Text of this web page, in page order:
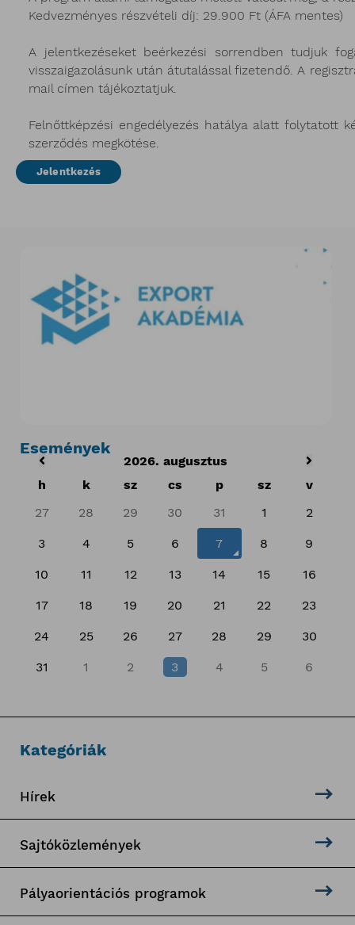
Kedvezményes részvételi díj: 29.900 Ft (ÁFA mentes)
A jelentkezéseket beérkezési sorrendben tudjuk
visszaigazolásunk után átutalással fizetendő. A
mail címen tájékoztatjuk.
Felnőttképzési engedélyezés hatálya alatt folytatott
szerződés megkötése.
Jelentkezés
Események
2026. augusztus
h
k sz cs p sz
v
27
28 29 30 31 1 2
3 4 5 6 7 8 9
10 11 12 13 14 15 16
17 18 19 20 21 22 23
24 25 26 27 28 29 30
31 1 2 3 4 5 6
Kategóriák
Hírek
Sajtóközlemények
Pályaorientációs programok